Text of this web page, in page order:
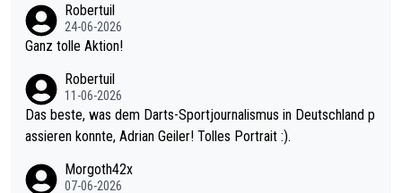
mal 40+ erst recht. Da gewinnst keinen Blumentopf - ist ja noc
h krasser wie ein Pokalspiel eines Kreisligisten vs einem Bund
Robertuil
24-06-2026
Ganz tolle Aktion!
Robertuil
11-06-2026
Das beste, was dem Darts-Sportjournalismus in Deutschland p
assieren konnte, Adrian Geiler! Tolles Portrait :).
Morgoth42x
07-06-2026